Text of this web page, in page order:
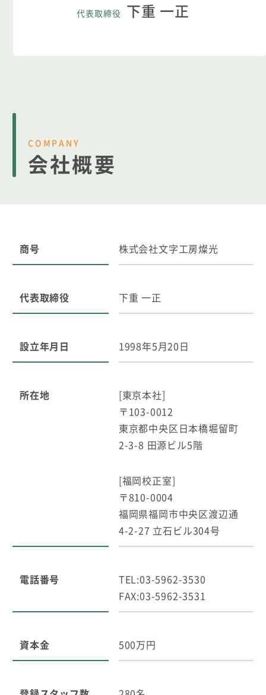
代表取締役 下重 一正
COMPANY
会社概要
商号 株式会社文字工房燦光
代表取締役 下重 一正
設立年月日 1998年5月20日
所在地
[東京本社]
〒103-0012
東京都中央区日本橋堀留町
2-3-8 田源ビル5階
[福岡校正室]
〒810-0004
福岡県福岡市中央区渡辺通
4-2-27 立石ビル304号
電話番号 TEL:03-5962-3530
FAX:03-5962-3531
資本金 500万円